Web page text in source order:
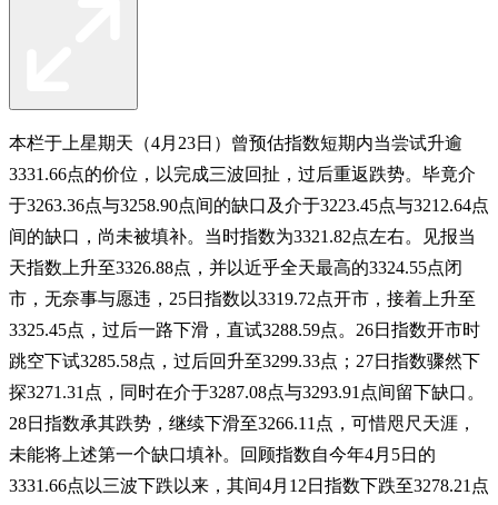
本栏于上星期天（4月23日）曾预估指数短期内当尝试升逾
3331.66点的价位，以完成三波回扯，过后重返跌势。毕竟介
于3263.36点与3258.90点间的缺口及介于3223.45点与3212.64点
间的缺口，尚未被填补。当时指数为3321.82点左右。见报当
天指数上升至3326.88点，并以近乎全天最高的3324.55点闭
市，无奈事与愿违，25日指数以3319.72点开市，接着上升至
3325.45点，过后一路下滑，直试3288.59点。26日指数开市时
跳空下试3285.58点，过后回升至3299.33点；27日指数骤然下
探3271.31点，同时在介于3287.08点与3293.91点间留下缺口。
28日指数承其跌势，继续下滑至3266.11点，可惜咫尺天涯，
未能将上述第一个缺口填补。回顾指数自今年4月5日的
3331.66点以三波下跌以来，其间4月12日指数下跌至3278.21点